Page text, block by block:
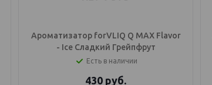
Ароматизатор forVLIQ Q MAX Flavor
- Ice Сладкий Грейпфрут
Есть в наличии
430 руб.